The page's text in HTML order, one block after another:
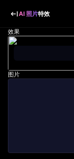
AI 照片特效
效果
图片